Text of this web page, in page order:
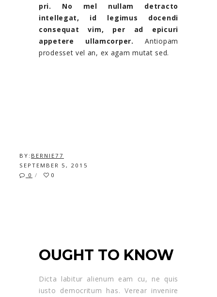
pri. No mel nullam detracto
intellegat, id legimus docendi
consequat vim, per ad epicuri
appetere ullamcorper. Antiopam
prodesset vel an, ex agam mutat sed.
BY: BERNIE77
SEPTEMBER 5, 2015
0
0
OUGHT TO KNOW
Dicta labitur alienum eam cu, ne quis
iusto democritum has. Verear invenire